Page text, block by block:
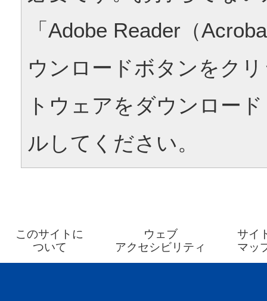
「Adobe Reader（
ウンロードボタンをク
トウェアをダウンロー
ルしてください。
このサイトに
ついて
ウェブ
アクセシビリティ
サイ
マッ